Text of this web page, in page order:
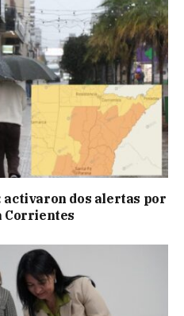
activaron dos alertas por
Corrientes